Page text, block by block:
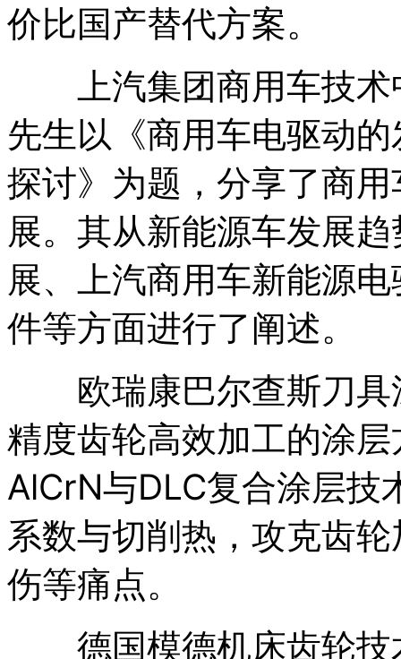
价比国产替代方案。
上汽集团商用车技术
先生以《商用车电驱动
探讨》为题，分享了商
展。其从新能源车发展
展、上汽商用车新能源
件等方面进行了阐述。
欧瑞康巴尔查斯刀具
精度齿轮高效加工的涂
AlCrN与DLC复合涂层技
系数与切削热，攻克齿
伤等痛点。
德国模德机床齿轮技